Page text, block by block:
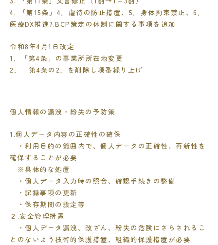
4. 「第15条」 4．虐待の防止措置、 5．身体拘束禁止、 6 ．
医療DX推進7.BCP策定の体制に関する事項を追加
令和8年4月1日改定
1．「第4条」の事業所所在地変更
2．「第4条の2」を削除し項番繰り上げ
個人情報の漏洩・紛失の予防策
1.個人データ内容の正確性の確保
・利用目的の範囲内で、個人データの正確性、再新性を
確保することが必要
※具体的な処置
・個人データ入力時の照合、確認手続きの整備
・記録事項の更新
・保存期間の設定等
２.安全管理措置
・個人データ漏洩、改ざん、紛失の危険にさらされるこ
とのないよう技術的保護措置、組織的保護措置が必要